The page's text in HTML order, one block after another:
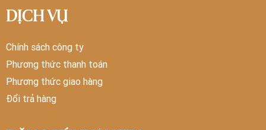
DỊCH VỤ
Chính sách công ty
Phương thức thanh toán
Phương thức giao hàng
Đổi trả hàng